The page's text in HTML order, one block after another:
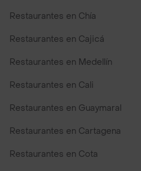
Restaurantes en Chía
Restaurantes en Cajicá
Restaurantes en Medellín
Restaurantes en Cali
Restaurantes en Guaymaral
Restaurantes en Cartagena
Restaurantes en Cota